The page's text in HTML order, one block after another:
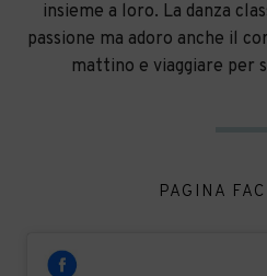
insieme a loro. La danza
passione ma adoro anche il
mattino e viaggiare per
PAGINA